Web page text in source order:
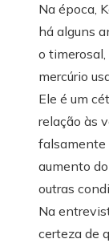
Na época,
há alguns
o
mercúrio
Ele é um
relação às
falsamente
aumento
outras
Na
certeza de